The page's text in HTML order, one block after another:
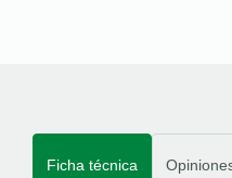
Ficha técnica